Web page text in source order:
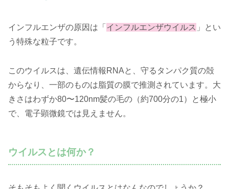
インフルエンザの原因は「 インフルエンザウイルス 」とい
う特殊な粒子です。
このウイルスは、遺伝情報RNAと、守るタンパク質の殻
からなり、一部のものは脂質の膜で推測されています。大
きさはわずか80〜120nm髪の毛の（約700分の1）と極小
で、電子顕微鏡では見えません。
ウイルスとは何か？